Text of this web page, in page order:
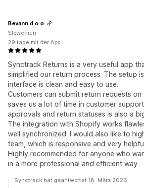
Synctrack Returns is a very useful app
simplified our return process. The setup
interface is clean and easy to use.
Customers can submit return requests
saves us a lot of time in customer
approvals and return statuses is also a
The integration with Shopify works
well synchronized. I would also like to
team, which is responsive and very
Highly recommended for anyone who
in a more professional and efficient way
Bevann d.o.o.
Slowenien
29 tage mit der App
Synctrack hat geantwortet 18. März 2026